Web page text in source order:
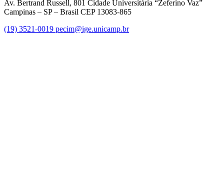
Av. Bertrand Russell, 801 Cidade Universitária “Zeferino Vaz”
Campinas – SP – Brasil CEP 13083-865
(19) 3521-0019 pecim@ige.unicamp.br